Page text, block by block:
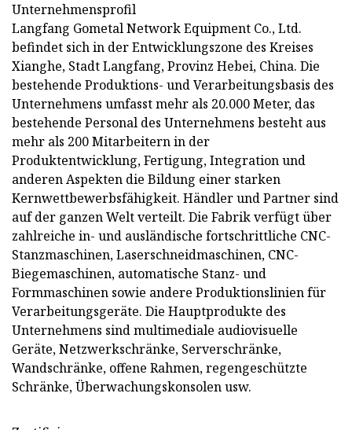
Unternehmensprofil
Langfang Gometal Network Equipment Co., Ltd.
befindet sich in der Entwicklungszone des Kreises
Xianghe, Stadt Langfang, Provinz Hebei, China. Die
bestehende Produktions- und Verarbeitungsbasis des
Unternehmens umfasst mehr als 20.000 Meter, das
bestehende Personal des Unternehmens besteht aus
mehr als 200 Mitarbeitern in der
Produktentwicklung, Fertigung, Integration und
anderen Aspekten die Bildung einer starken
Kernwettbewerbsfähigkeit. Händler und Partner sind
auf der ganzen Welt verteilt. Die Fabrik verfügt über
zahlreiche in- und ausländische fortschrittliche CNC-
Stanzmaschinen, Laserschneidmaschinen, CNC-
Biegemaschinen, automatische Stanz- und
Formmaschinen sowie andere Produktionslinien für
Verarbeitungsgeräte. Die Hauptprodukte des
Unternehmens sind multimediale audiovisuelle
Geräte, Netzwerkschränke, Serverschränke,
Wandschränke, offene Rahmen, regengeschützte
Schränke, Überwachungskonsolen usw.